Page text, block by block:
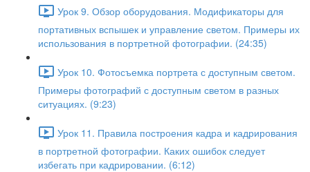
Урок 9. Обзор оборудования. Модификаторы для
портативных вспышек и управление светом. Примеры их
использования в портретной фотографии. (24:35)
Урок 10. Фотосъемка портрета с доступным светом.
Примеры фотографий с доступным светом в разных
ситуациях. (9:23)
Урок 11. Правила построения кадра и кадрирования
в портретной фотографии. Каких ошибок следует
избегать при кадрировании. (6:12)